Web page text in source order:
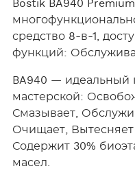
Bostik BA940
средство 8-в-1,
функций:
BA940 —
мастерской:
Смазывает,
Очищает, Вытесняет
Содержит 30%
масел.